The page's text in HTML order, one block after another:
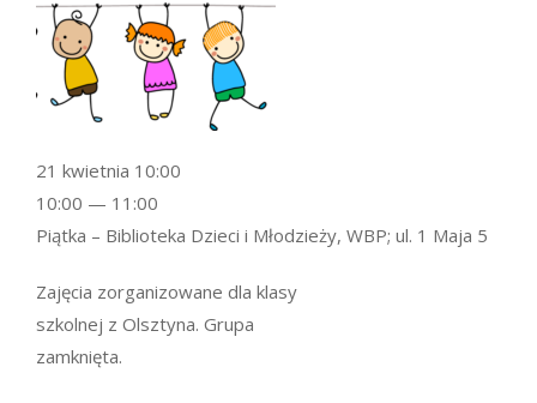
Zajęcia zorganizowane dla klasy
szkolnej z Olsztyna. Grupa
zamknięta.
21 kwietnia 10:00
10:00 — 11:00
Piątka – Biblioteka Dzieci i Młodzieży, WBP; ul. 1 Maja 5